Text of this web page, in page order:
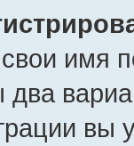
имя
вы